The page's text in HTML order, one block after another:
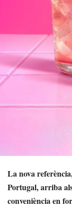
La nova
Portugal, arriba
conveniència en